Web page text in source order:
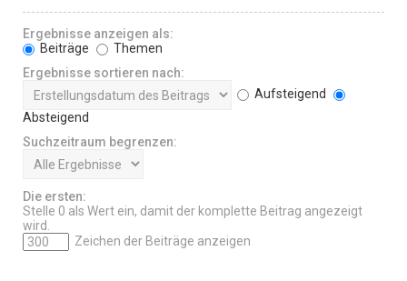
Ergebnisse anzeigen als:
Beiträge
Themen
Ergebnisse sortieren nach:
Aufsteigend
Absteigend
Suchzeitraum begrenzen:
Die ersten:
Stelle 0 als Wert ein, damit der komplette Beitrag angezeigt
wird.
Zeichen der Beiträge anzeigen